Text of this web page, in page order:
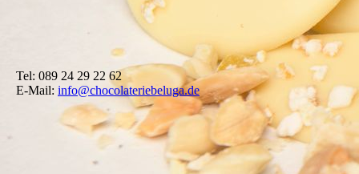
Tel: 089 24 29 22 62
E-Mail: info@chocolateriebeluga.de